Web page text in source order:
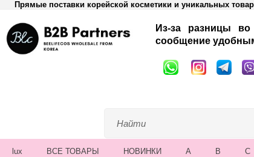
Прямые поставки корейской косметики и уникальных
Из-за разницы во
сообщение
lux ВСЕ ТОВАРЫ НОВИНКИ A B C